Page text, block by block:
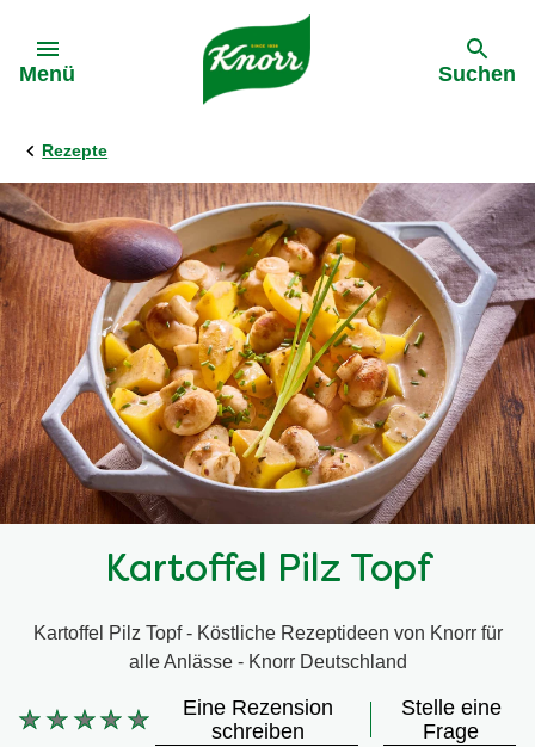
Menü Suchen
Rezepte
Kartoffel Pilz Topf
Kartoffel Pilz Topf - Köstliche Rezeptideen von Knorr für
alle Anlässe - Knorr Deutschland
Keine
Eine Rezension
schreiben
Stelle eine
Frage